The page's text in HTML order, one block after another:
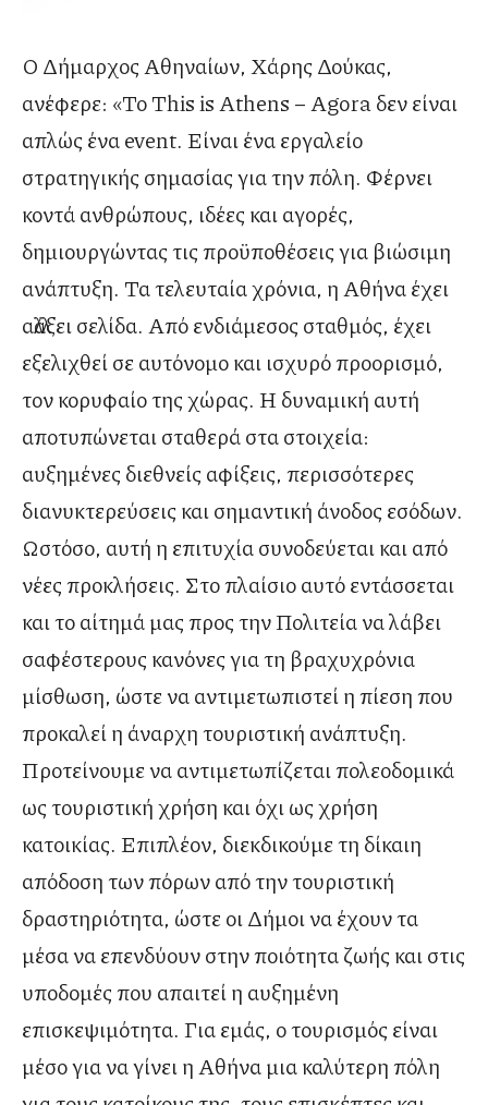
Ο Δήμαρχος Αθηναίων, Χάρης Δούκας,
ανέφερε: «Το This is Athens – Agora δεν είναι
απλώς ένα event. Είναι ένα εργαλείο
στρατηγικής σημασίας για την πόλη. Φέρνει
κοντά ανθρώπους, ιδέες και αγορές,
δημιουργώντας τις προϋποθέσεις για βιώσιμη
ανάπτυξη. Τα τελευταία χρόνια, η Αθήνα έχει
αλλάξει σελίδα. Από ενδιάμεσος σταθμός, έχει
εξελιχθεί σε αυτόνομο και ισχυρό προορισμό,
τον κορυφαίο της χώρας. Η δυναμική αυτή
αποτυπώνεται σταθερά στα στοιχεία:
αυξημένες διεθνείς αφίξεις, περισσότερες
διανυκτερεύσεις και σημαντική άνοδος εσόδων.
Ωστόσο, αυτή η επιτυχία συνοδεύεται και από
νέες προκλήσεις. Στο πλαίσιο αυτό εντάσσεται
και το αίτημά μας προς την Πολιτεία να λάβει
σαφέστερους κανόνες για τη βραχυχρόνια
μίσθωση, ώστε να αντιμετωπιστεί η πίεση που
προκαλεί η άναρχη τουριστική ανάπτυξη.
Προτείνουμε να αντιμετωπίζεται πολεοδομικά
ως τουριστική χρήση και όχι ως χρήση
κατοικίας. Επιπλέον, διεκδικούμε τη δίκαιη
απόδοση των πόρων από την τουριστική
δραστηριότητα, ώστε οι Δήμοι να έχουν τα
μέσα να επενδύουν στην ποιότητα ζωής και στις
υποδομές που απαιτεί η αυξημένη
επισκεψιμότητα. Για εμάς, ο τουρισμός είναι
μέσο για να γίνει η Αθήνα μια καλύτερη πόλη